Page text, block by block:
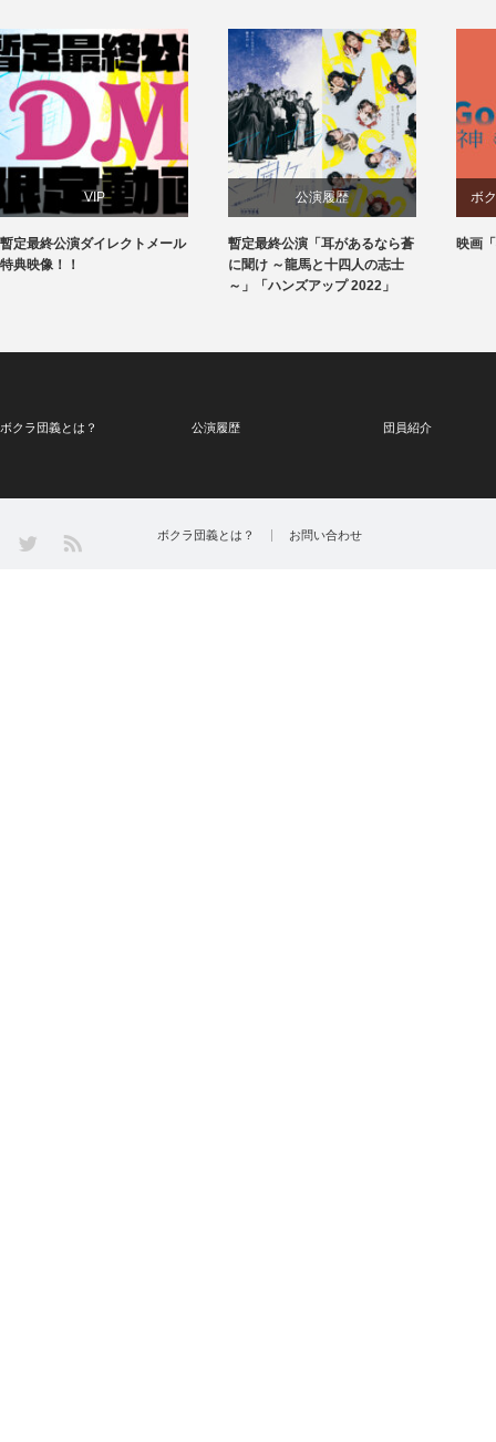
公演履歴
暫定最終公演「耳があるなら蒼
に聞け ～龍馬と十四人の志士
ボクラ団義からのお知らせ
映画「神ミタイナ時間」 冬に
ボクラ団義とは？ 公演履歴 団員紹介
Twitter ボクラ団義とは？ お問い合わせ